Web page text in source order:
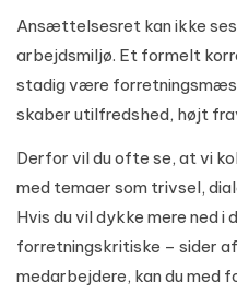
Ansættelsesret kan ikke
arbejdsmiljø. Et formelt
stadig være
skaber utilfredshed, højt
Derfor vil du ofte se, at vi
med temaer som trivsel,
Hvis du vil dykke mere ned i
forretningskritiske – sider
medarbejdere, kan du med